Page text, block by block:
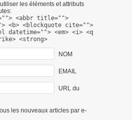
les éléments et attributs
<abbr title="">
<b> <blockquote cite="">
datetime=""> <em> <i> <q
<strong>
NOM
EMAIL
URL du
les nouveaux articles par e-